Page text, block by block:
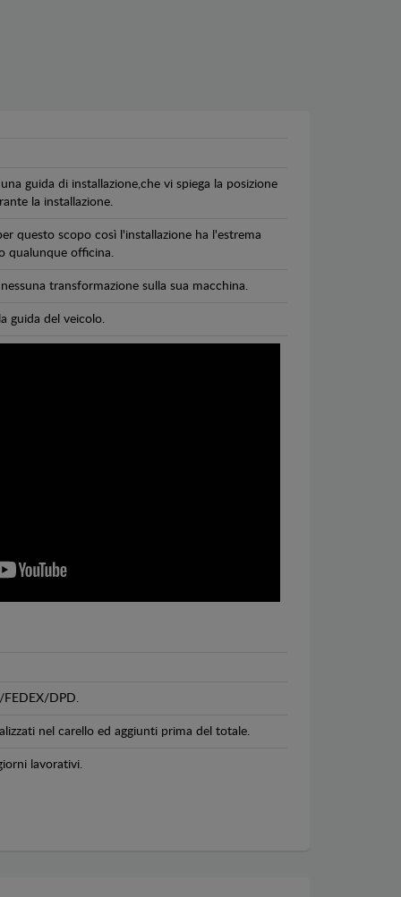
guida di installazione,che vi spiega la posizione
la installazione.
questo scopo così l'installazione ha l'estrema
qualunque officina.
transformazione sulla sua macchina.
guida del veicolo.
FEDEX/DPD.
nel carello ed aggiunti prima del totale.
lavorativi.